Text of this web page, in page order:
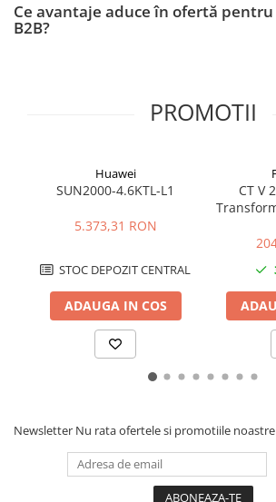
Ce avantaje aduce în ofertă
B2B?
PROMOTII
Huawei
SUN2000-4.6KTL-L1
5.373,31 RON
STOC DEPOZIT CENTRAL
ADAUGA IN COS
CT V
Newsletter Nu rata ofertele si promotiile noastre